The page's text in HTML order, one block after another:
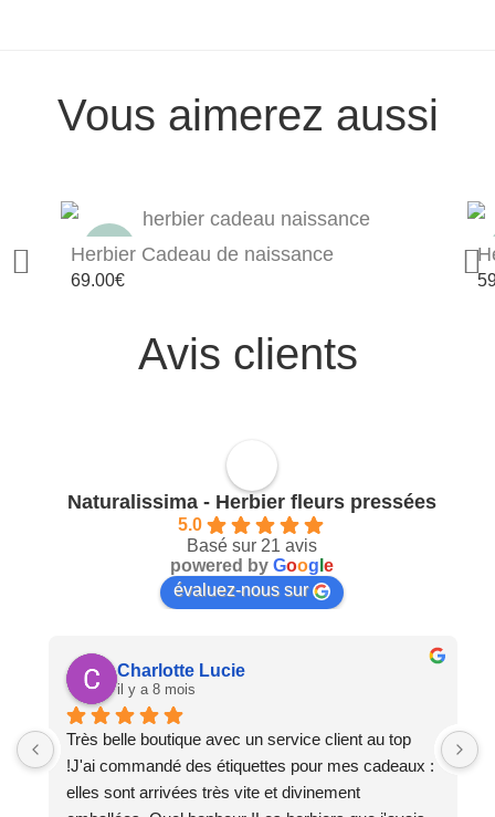
Vous aimerez aussi
Herbier Cadeau de naissance
69.00€
Avis clients
Naturalissima - Herbier fleurs pressées
5.0
Basé sur 21 avis
powered by Goog e
évaluez-nous sur
Charlotte Lucie
il y a 8 mois
Très belle boutique avec un service client au top
!J'ai commandé des étiquettes pour mes cadeaux :
elles sont arrivées très vite et divinement